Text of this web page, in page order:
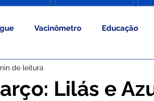
Vacinômetro Educação
Administração e Gestão
Lilás e
de leitura